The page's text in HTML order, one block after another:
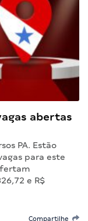
abertas
PA. Estão
para este
e R$
Compartilhe